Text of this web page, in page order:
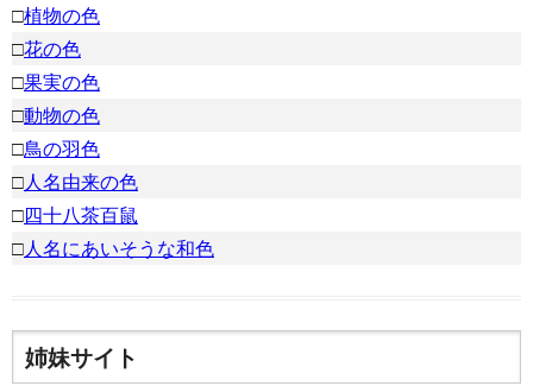
□植物の色
□花の色
□果実の色
□動物の色
□鳥の羽色
□人名由来の色
□四十八茶百鼠
□人名にあいそうな和色
姉妹サイト